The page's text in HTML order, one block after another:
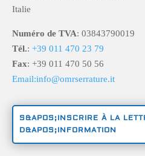
Italie
Numéro de TVA: 03843790019
Tél.:+39 011 470 23 79
Fax: +39 011 470 50 56
Email:info@omrserrature.it
S&APOS;INSCRIRE À LA
D&APOS;INFORMATION